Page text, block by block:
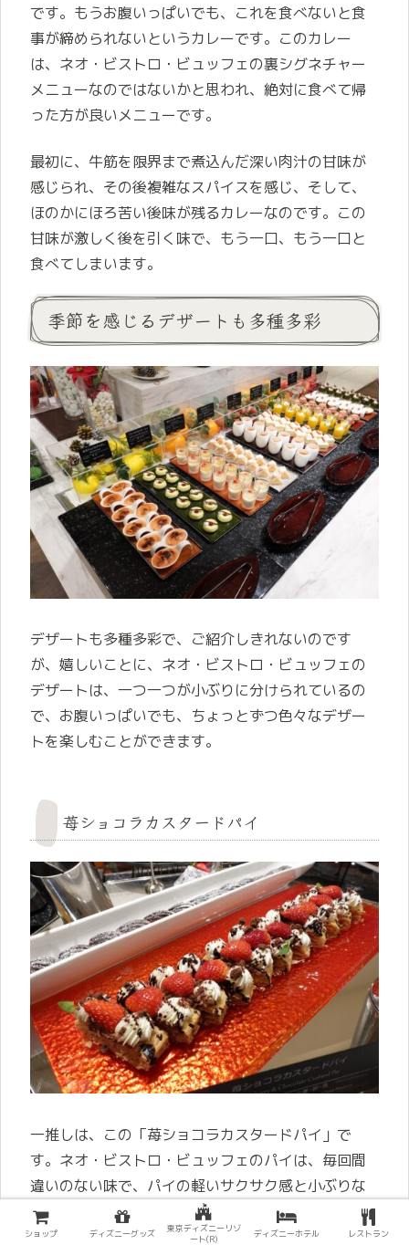
です。もうお腹いっぱいでも、これを食べないと食
事が締められないというカレーです。このカレー
は、ネオ・ビストロ・ビュッフェの裏シグネチャー
メニューなのではないかと思われ、絶対に食べて帰
った方が良いメニューです。
最初に、牛筋を限界まで煮込んだ深い肉汁の甘味が
感じられ、その後複雑なスパイスを感じ、そして、
ほのかにほろ苦い後味が残るカレーなのです。この
甘味が激しく後を引く味で、もう一口、もう一口と
食べてしまいます。
季節を感じるデザートも多種多彩
デザートも多種多彩で、ご紹介しきれないのです
が、嬉しいことに、ネオ・ビストロ・ビュッフェの
デザートは、一つ一つが小ぶりに分けられているの
で、お腹いっぱいでも、ちょっとずつ色々なデザー
トを楽しむことができます。
苺ショコラカスタードパイ
一推しは、この「苺ショコラカスタードパイ」で
す。ネオ・ビストロ・ビュッフェのパイは、毎回間
違いのない味で、パイの軽いサクサク感と小ぶりな
サイズ感が抜群です。これから季節の苺とチョコレ
ートにカスタードクリームという黄金の組み合わせ
ショップ ディズニーグッズ
東京ディズニーリゾ
ート(R)
ディズニーホテル レストラン